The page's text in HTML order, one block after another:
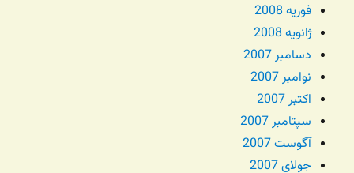
فوریه 2008
ژانویه 2008
دسامبر 2007
نوامبر 2007
اکتبر 2007
سپتامبر 2007
آگوست 2007
جولای 2007